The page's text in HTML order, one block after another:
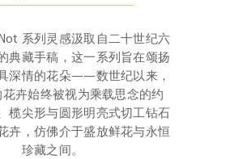
系列灵感汲取自二十世纪六
典藏手稿，这一系列旨在颂扬
深情的花朵——数世纪以来，
卉始终被视为乘载思念的约
榄尖形与圆形明亮式切工钻石
卉，仿佛介于盛放鲜花与永恒
珍藏之间。